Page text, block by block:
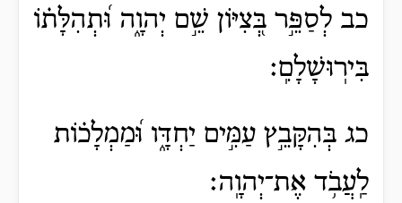
כב לְסַפֵּ֣ר בְּ֭צִיּוֹן שֵׁ֣ם יְהוָ֑ה וּ֝תְהִלָּת֗וֹ
בִּירֽוּשָׁלִָֽם׃
כג בְּהִקָּבֵ֣ץ עַמִּ֣ים יַחְדָּ֑ו וּ֝מַמְלָכ֗וֹת
לַֽעֲבֹ֥ד אֶת־יְהוָֽה׃